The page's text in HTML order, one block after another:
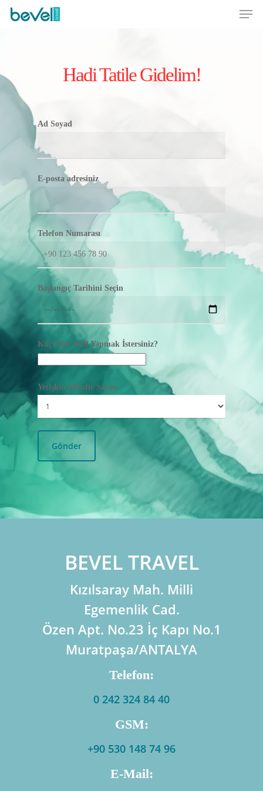
Hadi Tatile Gidelim!
Ad Soyad
E-posta adresiniz
Telefon Numarası
Başlangıç Tarihini Seçin
Kaç Gün Tatil Yapmak İstersiniz?
Yetişkin Misafir Sayısı
BEVEL TRAVEL
Kızılsaray Mah. Milli
Egemenlik Cad.
Özen Apt. No.23 İç Kapı No.1
Muratpaşa/ANTALYA
Telefon:
0 242 324 84 40
GSM:
+90 530 148 74 96
E-Mail:
GALERİ
HAKKIMIZDA
REFERANSLAR
BASIN